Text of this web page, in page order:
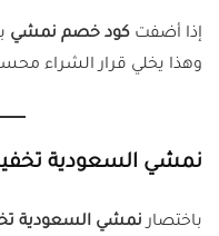
إذا أضفت كود خصم نمشي
وهذا يخلي قرار الشراء
نمشي السعودية
باختصارنمشي السعودية